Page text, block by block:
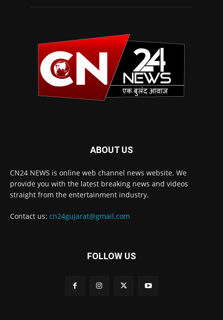
ABOUT US
CN24 NEWS is online web channel news website. We
provide you with the latest breaking news and videos
straight from the entertainment industry.
Contact us: cn24gujarat@gmail.com
FOLLOW US